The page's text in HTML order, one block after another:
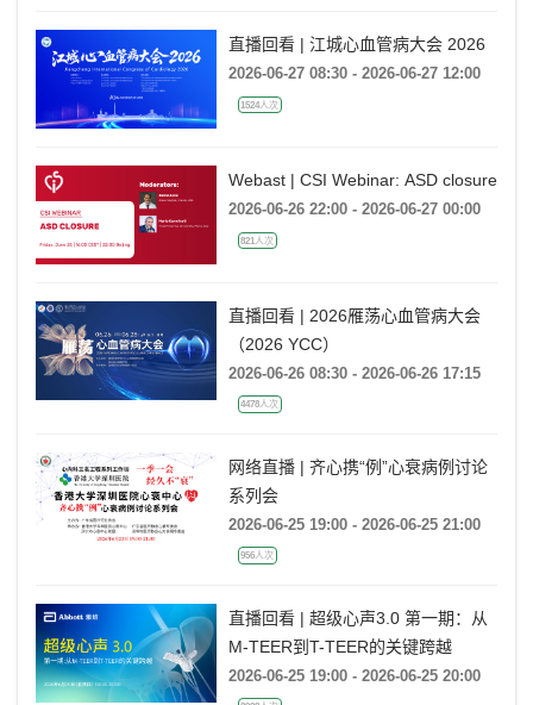
直播回看 | 江城心血管病大会 2026
2026-06-27 08:30 - 2026-06-27 12:00
Webast | CSI Webinar: ASD closure
2026-06-26 22:00 - 2026-06-27 00:00
直播回看 | 2026雁荡心血管病大会
（2026 YCC）
2026-06-26 08:30 - 2026-06-26 17:15
网络直播 | 齐心携“例”心衰病例讨论
系列会
2026-06-25 19:00 - 2026-06-25 21:00
直播回看 | 超级心声3.0 第一期：从
M-TEER到T-TEER的关键跨越
2026-06-25 19:00 - 2026-06-25 20:00